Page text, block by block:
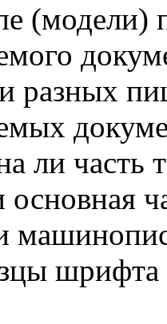
разных
ли
шрифта